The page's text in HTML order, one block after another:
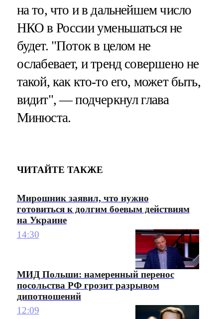
на то, что и в дальнейшем число
НКО в России уменьшаться не
будет. "Поток в целом не
ослабевает, и тренд совершено не
такой, как кто-то его, может быть,
видит", — подчеркнул глава
Минюста.
ЧИТАЙТЕ ТАКЖЕ
Мирошник заявил, что нужно
готовиться к долгим боевым действиям
на Украине
14:30
МИД Польши: намеренный перенос
посольства РФ грозит разрывом
дипотношений
12:09